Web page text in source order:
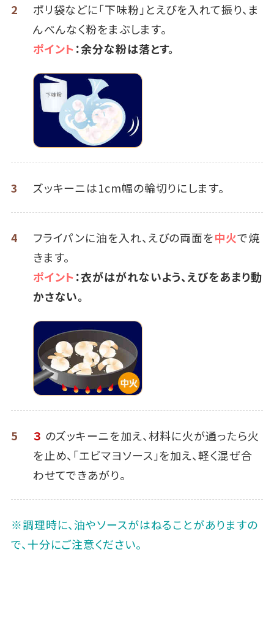
2
ポリ袋などに「下味粉」とえびを入れて振り、ま
んべんなく粉をまぶします。
ポイント：余分な粉は落とす。
3 ズッキーニは1cm幅の輪切りにします。
4 フライパンに油を入れ、えびの両面を中火で焼
きます。
ポイント：衣がはがれないよう、えびをあまり動
かさない。
5 ３ のズッキーニを加え、材料に火が通ったら火
を止め、「エビマヨソース」を加え、軽く混ぜ合
わせてできあがり。
※調理時に、油やソースがはねることがありますの
で、十分にご注意ください。